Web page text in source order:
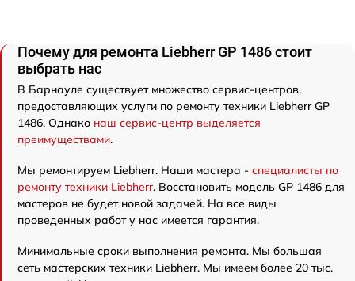
Почему для ремонта Liebherr GP 1486 стоит
выбрать нас
В Барнауле существует множество сервис-центров,
предоставляющих услуги по ремонту техники Liebherr GP
1486. Однако наш сервис-центр выделяется
преимуществами.
Мы ремонтируем Liebherr. Наши мастера - специалисты по
ремонту техники Liebherr. Восстановить модель GP 1486 для
мастеров не будет новой задачей. На все виды
проведенных работ у нас имеется гарантия.
Минимальные сроки выполнения ремонта. Мы большая
сеть мастерских техники Liebherr. Мы имеем более 20 тыс.